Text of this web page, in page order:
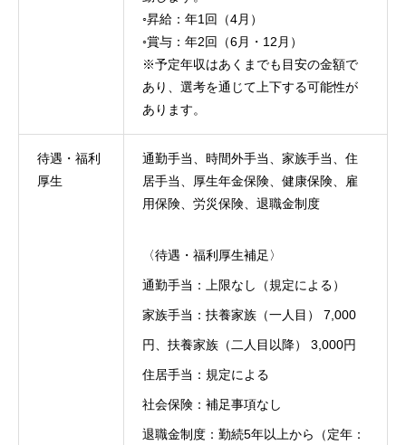
HOME
採用を知る
◦昇給：年1回（4月）
◦賞与：年2回（6月・12月）
※予定年収はあくまでも目安の金額で
あり、選考を通じて上下する可能性が
あります。
待遇・福利
厚生
通勤手当、時間外手当、家族手当、住
居手当、厚生年金保険、健康保険、雇
用保険、労災保険、退職金制度
〈待遇・福利厚生補足〉
通勤手当：上限なし（規定による）
家族手当：扶養家族（一人目） 7,000
円、扶養家族（二人目以降） 3,000円
住居手当：規定による
社会保険：補足事項なし
退職金制度：勤続5年以上から（定年：